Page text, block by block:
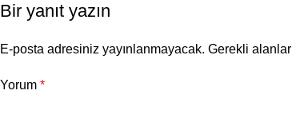
Bir yanıt yazın
E-posta adresiniz yayınlanmayacak. Gerekli alanlar
Yorum *